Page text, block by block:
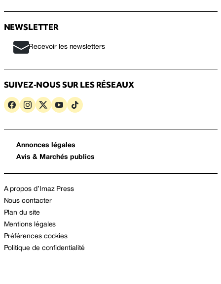
NEWSLETTER
Recevoir les newsletters
SUIVEZ-NOUS SUR LES RÉSEAUX
Annonces légales
Avis & Marchés publics
A propos d’Imaz Press
Nous contacter
Plan du site
Mentions légales
Préférences cookies
Politique de confidentialité